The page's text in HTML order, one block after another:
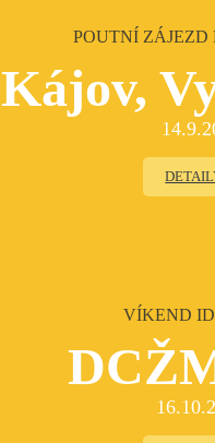
POUTNÍ ZÁJEZD
Kájov,
VÍKEND